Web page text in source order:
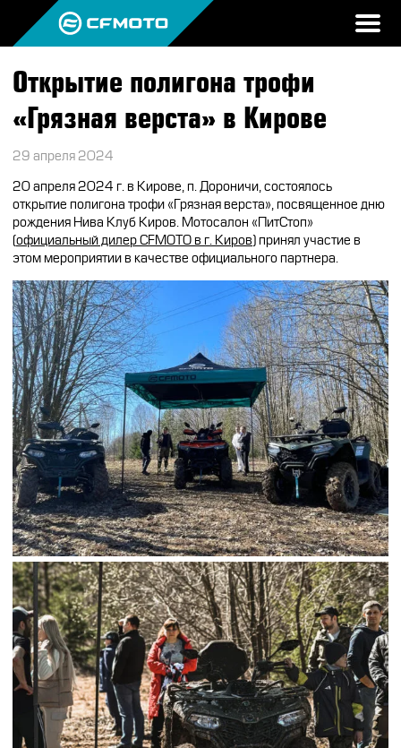
ПРОДУКЦИЯ
МОТОЦИКЛЫ
ЭКИПИРОВКА
АКСЕССУАРЫ
CFMOTO РЕКОМЕНДУЕТ
CFMOTO ФИНАНС
ЛИЗИНГ
СТАТЬ ПОСТАВЩИКОМ
МИР CFMOTO
О CFMOTO
ГАЛЕРЕЯ
НАШИ ПОБЕДЫ
CFMOTO EXPERIENCE
CFMOTO Х СИМАЧЁВ
ВОПРОС-ОТВЕТ
ТЕСТ-ДРАЙВ
ТЕСТ-ДРАЙВ CFMOTO
CFMOTO EXPERIENCE
CFMOTO TRAVEL
КВАДРОЦИКЛЫ
МОТОЦИКЛЫ
ДЛЯ ДИЛЕРОВ
Дилеры
Найти дилера
Стать дилером
Конфигуратор
Открытие полигона трофи
«Грязная верста» в Кирове
29 апреля 2024
20 апреля 2024 г. в Кирове, п. Дороничи, состоялось
открытие полигона трофи «Грязная верста», посвященное дню
рождения Нива Клуб Киров. Мотосалон «ПитСтоп»
(официальный дилер CFMOTO в г. Киров) принял участие в
этом мероприятии в качестве официального партнера.